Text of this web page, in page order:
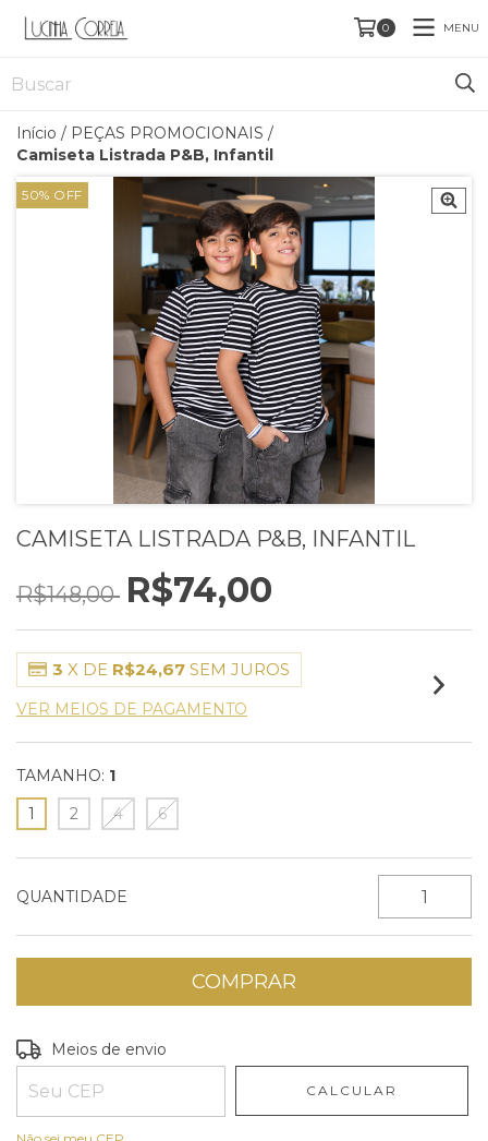
0 MENU
Início / PEÇAS PROMOCIONAIS /
Camiseta Listrada P&B, Infantil
50% OFF
CAMISETA LISTRADA P&B, INFANTIL
R$148,00 R$74,00
3 X DE R$24,67 SEM JUROS
VER MEIOS DE PAGAMENTO
TAMANHO: 1
1
2 4 6
QUANTIDADE
Entregas para o CEP:
Meios de envio
CALCULAR